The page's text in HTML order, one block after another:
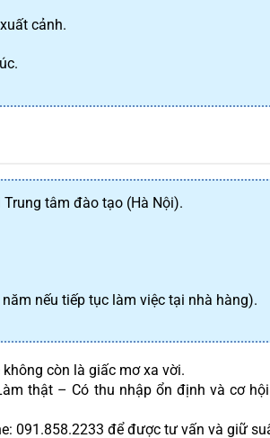
cảnh.
tâm đào tạo (Hà Nội).
nếu tiếp tục làm việc tại nhà hàng).
còn là giấc mơ xa vời.
thật – Có thu nhập ổn định và cơ
091.858.2233 để được tư vấn và giữ